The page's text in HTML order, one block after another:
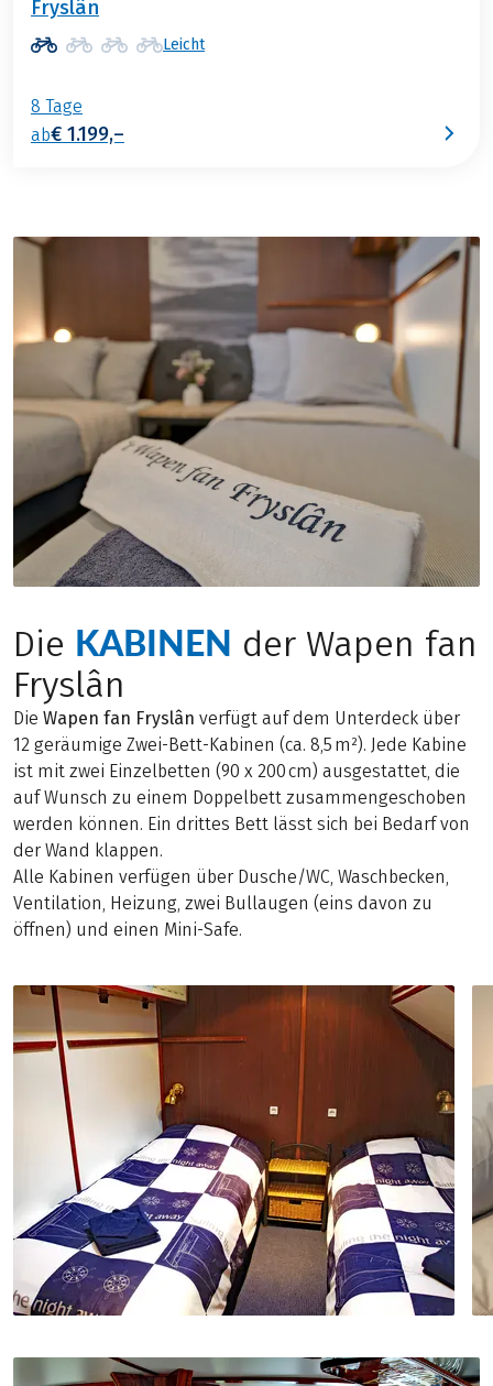
Fryslân
Leicht
8 Tage
ab€ 1.199,–
Die KABINEN der Wapen fan
Fryslân
Die Wapen fan Fryslân verfügt auf dem Unterdeck über
12 geräumige Zwei-Bett-Kabinen (ca. 8,5 m²). Jede Kabine
ist mit zwei Einzelbetten (90 x 200 cm) ausgestattet, die
auf Wunsch zu einem Doppelbett zusammengeschoben
werden können. Ein drittes Bett lässt sich bei Bedarf von
der Wand klappen.
Alle Kabinen verfügen über Dusche/WC, Waschbecken,
Ventilation, Heizung, zwei Bullaugen (eins davon zu
öffnen) und einen Mini-Safe.